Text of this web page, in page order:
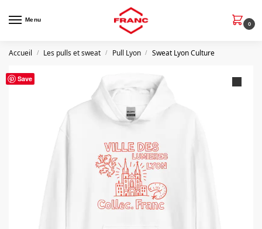
Menu
0
Accueil / Les pulls et sweat / Pull Lyon / Sweat Lyon Culture
Save